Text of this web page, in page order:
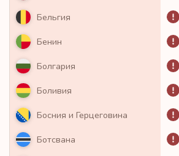
Бельгия
Бенин
Болгария
Боливия
Босния и Герцеговина
Ботсвана